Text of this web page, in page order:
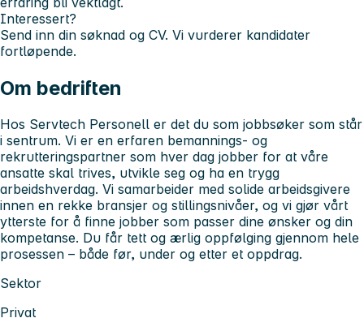
Interessert?
Send inn din søknad og CV. Vi vurderer kandidater
fortløpende.
Om bedriften
Hos Servtech Personell er det du som jobbsøker som står
i sentrum. Vi er en erfaren bemannings- og
rekrutteringspartner som hver dag jobber for at våre
ansatte skal trives, utvikle seg og ha en trygg
arbeidshverdag. Vi samarbeider med solide arbeidsgivere
innen en rekke bransjer og stillingsnivåer, og vi gjør vårt
ytterste for å finne jobber som passer dine ønsker og din
kompetanse. Du får tett og ærlig oppfølging gjennom hele
prosessen – både før, under og etter et oppdrag.
Sektor
Privat